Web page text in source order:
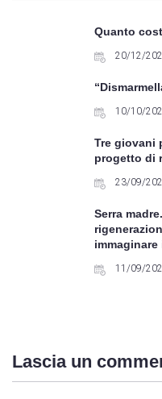
Quanto
20/12/
10/10/
Tre giovani
progetto di
23/09/
Serra
11/09/
Lascia un